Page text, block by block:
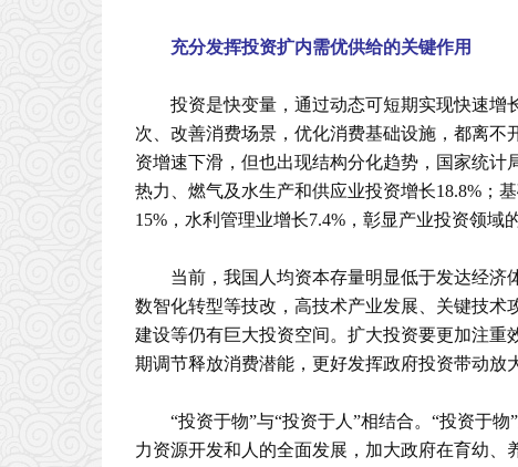
充分发挥投资扩内需优供给的关键作用
投资是快变量，通过动态可短期实现快速增
次、改善消费场景，优化消费基础设施，都离
资增速下滑，但也出现结构分化趋势，国家统计
热力、燃气及水生产和供应业投资增长18.8%；
15%，水利管理业增长7.4%，彰显产业投资领域
当前，我国人均资本存量明显低于发达经济
数智化转型等技改，高技术产业发展、关键技
建设等仍有巨大投资空间。扩大投资要更加注重
期调节释放消费潜能，更好发挥政府投资带动放
“投资于物”与“投资于人”相结合。“投资于
力资源开发和人的全面发展，加大政府在育幼